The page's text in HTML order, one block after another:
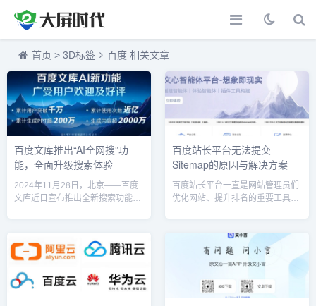
首页 > 3D标签 百度 相关文章
百度文库推出“AI全网搜”功
能，全面升级搜索体验
2024年11月28日，北京——百度
文库近日宣布推出全新搜索功能
术，**“AI全网搜”**不仅能够帮助用
户在百度文库内部进行高效搜索，
还能实时整合全网各类资源，为用
户提供更为全面的搜索结果。1. AI
百度站长平台无法提交
Sitemap的原因与解决方案
百度站长平台一直是网站管理员们
优化网站、提升排名的重要工具。
速收录”和“Sitemap提交”功能的权
限。这一变化引起了许多站长的关
注和讨论。本文将详细解读百度站
长平台不能提交Sitemap的原因、
对网站的影响以及如何应对这些变
化。一、Sitemap的作用1. 帮助搜